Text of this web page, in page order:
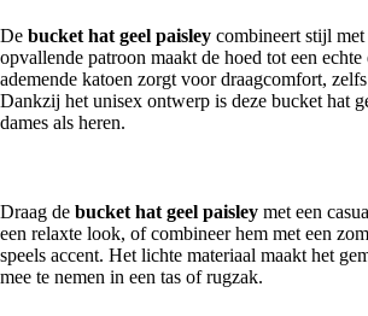
De bucket hat geel paisley combineert stijl
opvallende patroon maakt de hoed tot een
ademende katoen zorgt voor draagcomfort,
Dankzij het unisex ontwerp is deze bucket hat
dames als heren.
Draag de bucket hat geel paisley met een
een relaxte look, of combineer hem met een
speels accent. Het lichte materiaal maakt het
mee te nemen in een tas of rugzak.